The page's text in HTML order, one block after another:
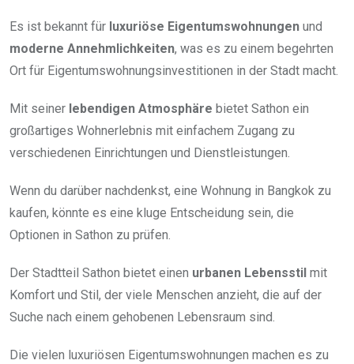
Es ist bekannt für luxuriöse Eigentumswohnungen und
moderne Annehmlichkeiten, was es zu einem begehrten
Ort für Eigentumswohnungsinvestitionen in der Stadt macht.
Mit seiner lebendigen Atmosphäre bietet Sathon ein
großartiges Wohnerlebnis mit einfachem Zugang zu
verschiedenen Einrichtungen und Dienstleistungen.
Wenn du darüber nachdenkst, eine Wohnung in Bangkok zu
kaufen, könnte es eine kluge Entscheidung sein, die
Optionen in Sathon zu prüfen.
Der Stadtteil Sathon bietet einen urbanen Lebensstil mit
Komfort und Stil, der viele Menschen anzieht, die auf der
Suche nach einem gehobenen Lebensraum sind.
Die vielen luxuriösen Eigentumswohnungen machen es zu